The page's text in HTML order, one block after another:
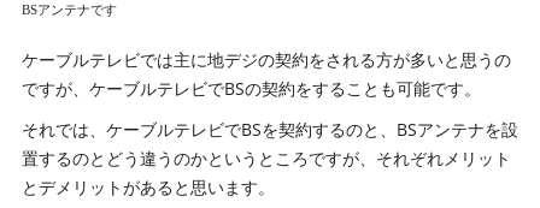
BSアンテナです
ケーブルテレビでは主に地デジの契約をされる方が多いと思うの
ですが、ケーブルテレビでBSの契約をすることも可能です。
それでは、ケーブルテレビでBSを契約するのと、BSアンテナを設
置するのとどう違うのかというところですが、それぞれメリット
とデメリットがあると思います。